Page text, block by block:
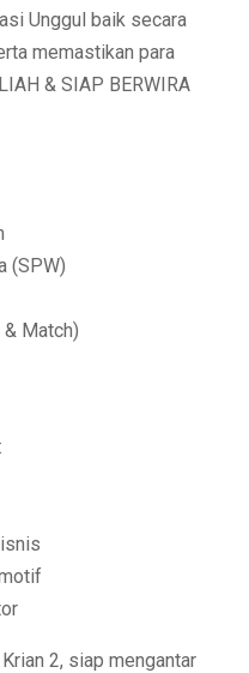
Unggul baik secara
memastikan para
& SIAP BERWIRA
(SPW)
Match)
2, siap mengantar